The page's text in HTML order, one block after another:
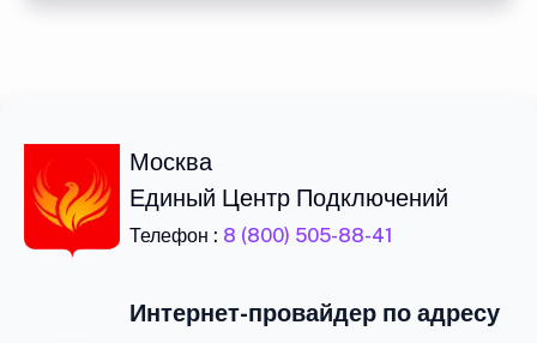
Москва
Единый Центр Подключений
Телефон : 8 (800) 505-88-41
Интернет-провайдер по адресу